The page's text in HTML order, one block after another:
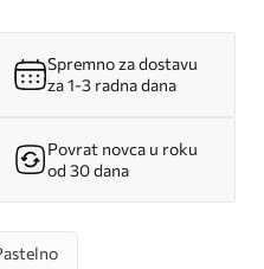
Spremno za dostavu
za 1-3 radna dana
Povrat novca u roku
od 30 dana